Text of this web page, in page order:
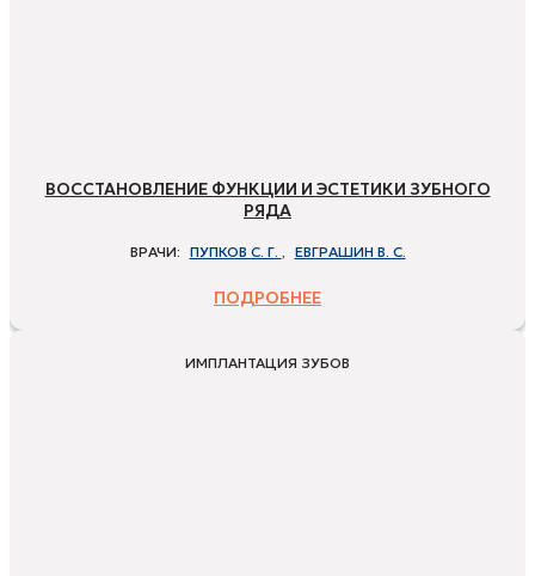
ВОССТАНОВЛЕНИЕ ФУНКЦИИ И ЭСТЕТИКИ ЗУБНОГО
РЯДА
ВРАЧИ: ПУПКОВ С. Г. , ЕВГРАШИН В. С.
ПОДРОБНЕЕ
ИМПЛАНТАЦИЯ ЗУБОВ